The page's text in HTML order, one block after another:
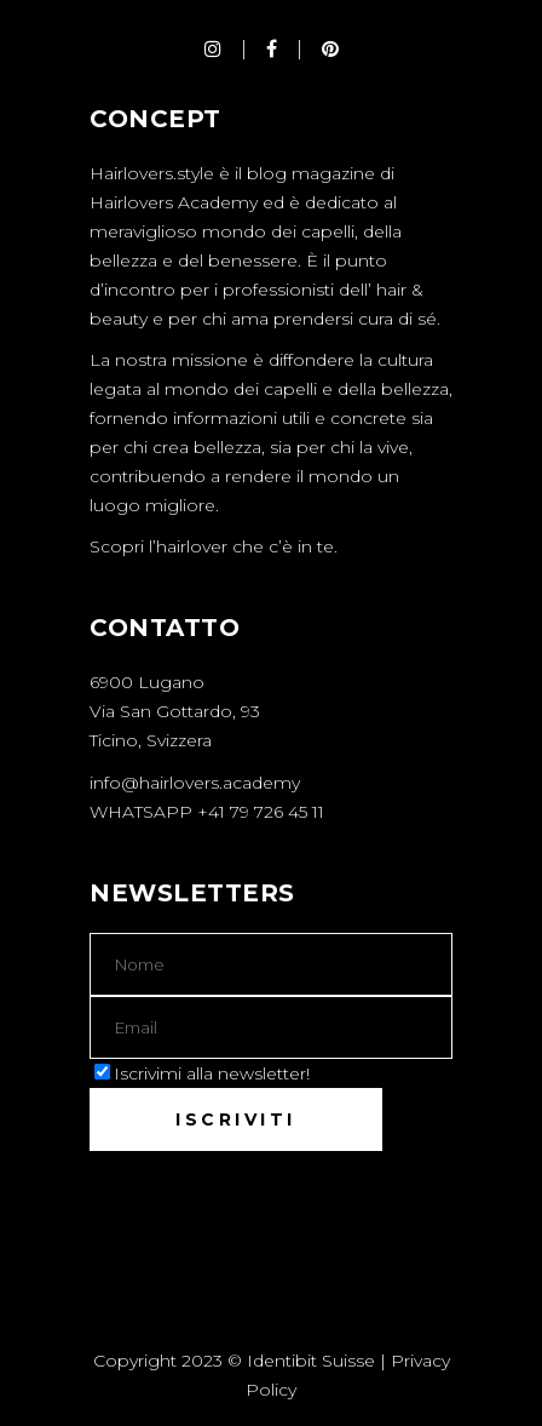
CONCEPT
Hairlovers.style è il blog magazine di
Hairlovers Academy ed è dedicato al
meraviglioso mondo dei capelli, della
bellezza e del benessere. È il punto
d’incontro per i professionisti dell’ hair &
beauty e per chi ama prendersi cura di sé.
La nostra missione è diffondere la cultura
legata al mondo dei capelli e della bellezza,
fornendo informazioni utili e concrete sia
per chi crea bellezza, sia per chi la vive,
contribuendo a rendere il mondo un
luogo migliore.
Scopri l’hairlover che c’è in te.
CONTATTO
6900 Lugano
Via San Gottardo, 93
Ticino, Svizzera
info@hairlovers.academy
WHATSAPP +41 79 726 45 11
NEWSLETTERS
Iscrivimi alla newsletter!
Copyright 2023 © Identibit Suisse | Privacy
Policy